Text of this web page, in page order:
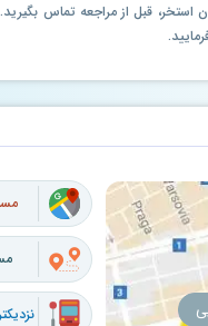
استخر، قبل از مراجعه تماس